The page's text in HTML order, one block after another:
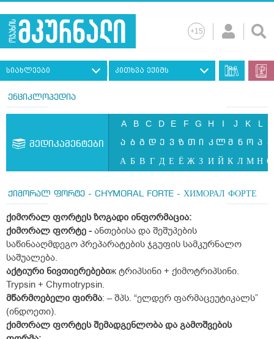
სიახლეები კითხვა ექიმს
ენციკლოპედია
მედიკამენტები
A B C D E F G H I J K L
ა ბ გ დ ე ვ ზ თ ი კ ლ მ ნ ო პ ჟ
А Б В Г Д Е Ё Ж З И Й К Л М Н О
ქიმორალ ფორტე - CHYMORAL FORTE - ХИМОРАЛ ФОРТЕ
ქიმორალ ფორტეს ზოგადი ინფორმაცია:
ქიმორალ ფორტე -ანთებისა და შეშუპების
საწინააღმდეგო პრეპარატების ჯგუფის სამკურნალო
საშუალება.
აქტიური ნივთიერებებიж ტრიპსინი + ქიმოტრიპსინი.
Trypsin + Chymotrypsin.
მწარმოებელი ფირმა: – შპს. “ელდერ ფარმაცეუტიკალს”
(ინდოეთი).
ქიმორალ ფორტეს შემადგენლობა და გამოშვების